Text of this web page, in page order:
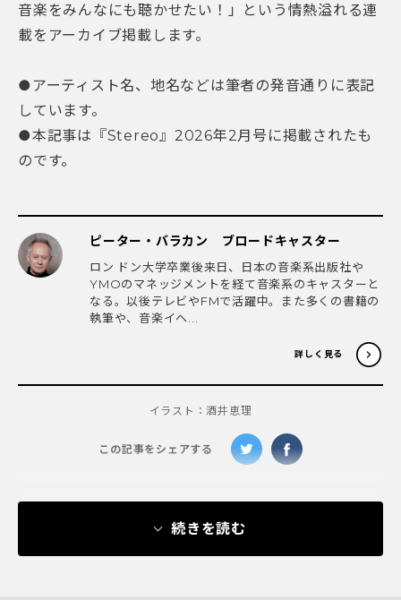
音楽をみんなにも聴かせたい！」という情熱溢れる連
載をアーカイブ掲載します。
●アーティスト名、地名などは筆者の発音通りに表記
しています。
●本記事は『Stereo』2026年2月号に掲載されたも
のです。
ピーター・バラカン ブロードキャスター
ロン ドン大学卒業後来日、日本の音楽系出版社や
YMOのマネッジメントを経て音楽系のキャスターと
なる。以後テレビやFMで活躍中。また多くの書籍の
執筆や、音楽イヘ...
詳しく見る
イラスト：酒井恵理
この記事をシェアする
続きを読む